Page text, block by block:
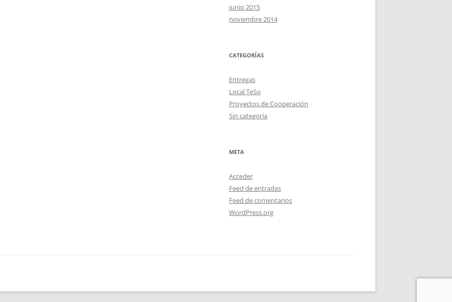
junio 2015
noviembre 2014
CATEGORÍAS
Entregas
Local TeSo
Proyectos de Cooperación
Sin categoría
META
Acceder
Feed de entradas
Feed de comentarios
WordPress.org